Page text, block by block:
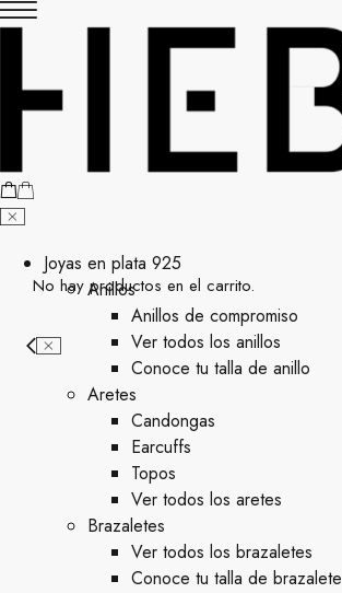
No hay productos en el carrito.
Joyas en plata 925
Anillos
Anillos de compromiso
Ver todos los anillos
Conoce tu talla de anillo
Aretes
⁠Candongas
Earcuffs
Topos
Ver todos los aretes
Brazaletes
Ver todos los brazaletes
Conoce tu talla de brazalete